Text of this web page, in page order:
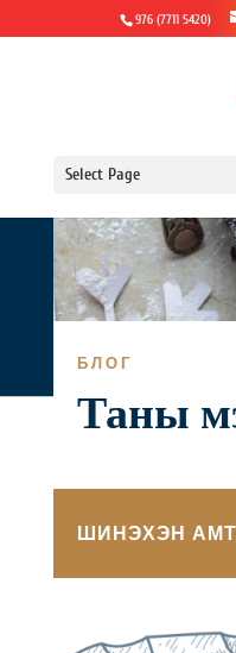
976 (7711 5420)
Select Page
БЛОГ
Таны
ШИНЭХЭН АМТ